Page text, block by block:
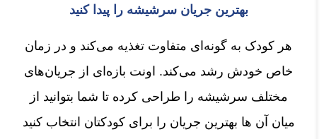
بهترین جریان سرشیشه را پیدا کنید
هر کودک به گونه‌ای متفاوت تغذیه می‌کند و در زمان
خاص خودش رشد می‌کند. اونت بازه‌ای از جریان‌های
مختلف سرشیشه را طراحی کرده تا شما بتوانید از
میان آن ها بهترین جریان را برای کودکتان انتخاب کنید